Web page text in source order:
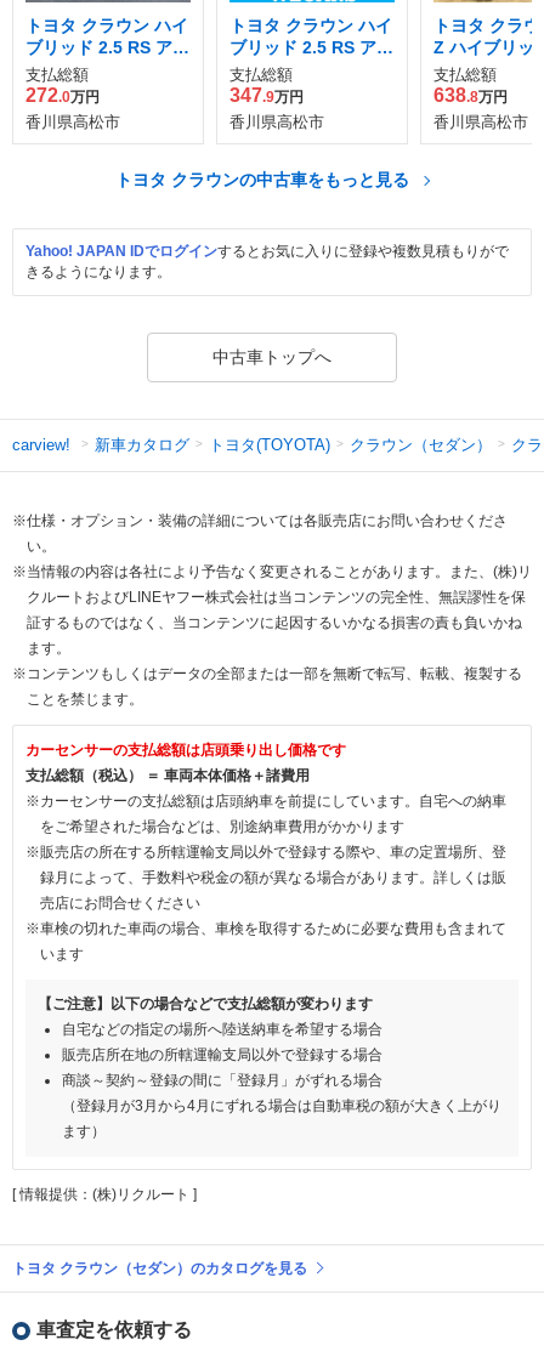
トヨタ クラウン ハイ
ブリッド 2.5 RS アド
バンス
支払総額
272.0万円
香川県高松市
トヨタ クラウン ハイ
ブリッド 2.5 RS アド
バンス
支払総額
347.9万円
香川県高松市
トヨタ クラ
Z ハイブリッ
支払総額
638.8万円
香川県高松市
トヨタ クラウンの中古車をもっと見る
Yahoo! JAPAN IDでログインするとお気に入りに登録や複数見積もりがで
きるようになります。
中古車トップへ
carview! 新車カタログ トヨタ(TOYOTA) クラウン（セダン） ク
※仕様・オプション・装備の詳細については各販売店にお問い合わせくださ
い。
※当情報の内容は各社により予告なく変更されることがあります。また、(株)リ
クルートおよびLINEヤフー株式会社は当コンテンツの完全性、無誤謬性を保
証するものではなく、当コンテンツに起因するいかなる損害の責も負いかね
ます。
※コンテンツもしくはデータの全部または一部を無断で転写、転載、複製する
ことを禁じます。
カーセンサーの支払総額は店頭乗り出し価格です
支払総額（税込） ＝ 車両本体価格＋諸費用
※カーセンサーの支払総額は店頭納車を前提にしています。自宅への納車
をご希望された場合などは、別途納車費用がかかります
※販売店の所在する所轄運輸支局以外で登録する際や、車の定置場所、登
録月によって、手数料や税金の額が異なる場合があります。詳しくは販
売店にお問合せください
※車検の切れた車両の場合、車検を取得するために必要な費用も含まれて
います
【ご注意】以下の場合などで支払総額が変わります
自宅などの指定の場所へ陸送納車を希望する場合
販売店所在地の所轄運輸支局以外で登録する場合
商談～契約～登録の間に「登録月」がずれる場合
（登録月が3月から4月にずれる場合は自動車税の額が大きく上がり
ます）
[ 情報提供：(株)リクルート ]
トヨタ クラウン（セダン）のカタログを見る
車査定を依頼する